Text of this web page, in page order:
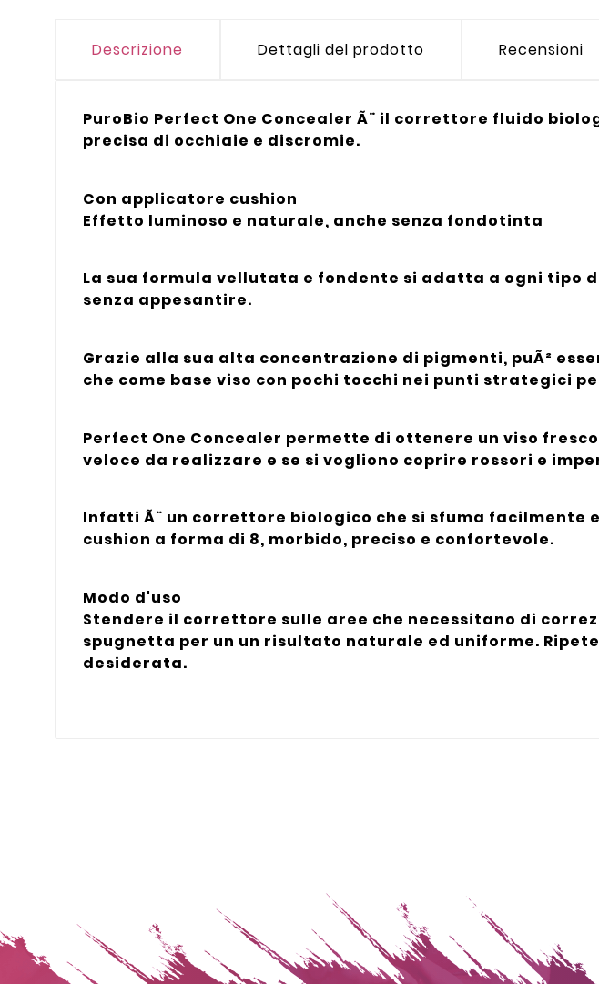
Descrizione Dettagli del prodotto Recensioni
PuroBio Perfect One Concealer Ã¨ il correttore fluido
precisa di occhiaie e discromie.
Con applicatore cushion
Effetto luminoso e naturale, anche senza fondotinta
La sua formula vellutata e fondente si adatta a ogni tipo
senza appesantire.
Grazie alla sua alta concentrazione di pigmenti, puÃ²
che come base viso con pochi tocchi nei punti strategici
Perfect One Concealer permette di ottenere un viso
veloce da realizzare e se si vogliono coprire rossori e
Infatti Ã¨ un correttore biologico che si sfuma
cushion a forma di 8, morbido, preciso e confortevole.
Modo d'uso
Stendere il correttore sulle aree che necessitano di
spugnetta per un un risultato naturale ed uniforme.
desiderata.